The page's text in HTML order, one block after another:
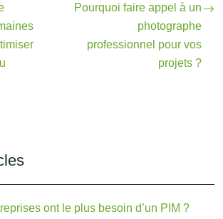
Pourquoi faire appel à un
photographe
professionnel pour vos
projets ?
ont le plus besoin d’un PIM ?